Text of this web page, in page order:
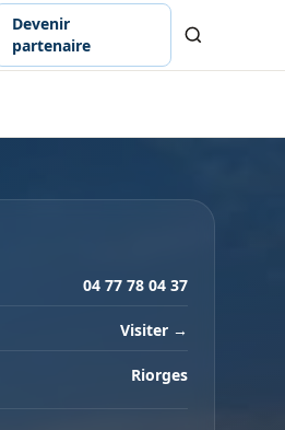
Devenir
partenaire
04 77 78 04 37
Visiter →
Riorges